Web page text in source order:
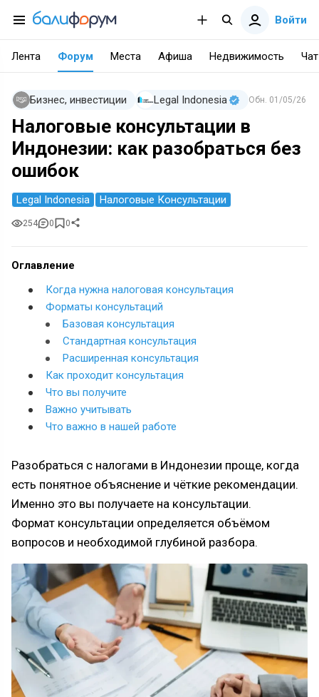
Войти
Лента Форум Места Афиша Недвижимость Чат
Бизнес, инвестиции Legal Indonesia Обн. 01/05/26
Налоговые консультации в
Индонезии: как разобраться без
ошибок
Legal Indonesia Налоговые Консультации
254 0 0
Оглавление
Когда нужна налоговая консультация
Форматы консультаций
Базовая консультация
Стандартная консультация
Расширенная консультация
Как проходит консультация
Что вы получите
Важно учитывать
Что важно в нашей работе
Разобраться с налогами в Индонезии проще, когда
есть понятное объяснение и чёткие рекомендации.
Именно это вы получаете на консультации.
Формат консультации определяется объёмом
вопросов и необходимой глубиной разбора.